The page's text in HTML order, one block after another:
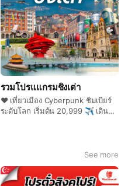
รวมโปรแแกรมชิงเต่า
❤️ เที่ยวเมือง Cyberpunk ชิมเบียร์
ระดับโลก เริ่มต้น 20,999 ✈️ เดิน
See more